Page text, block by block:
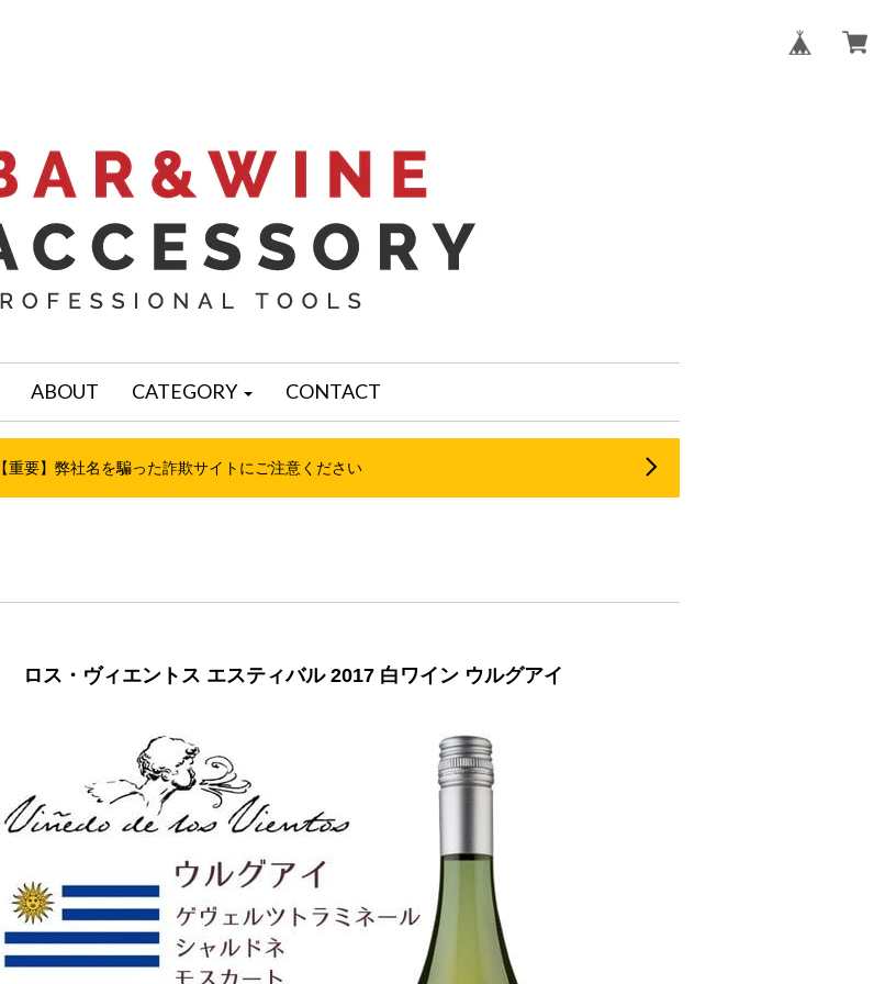
ABOUT CATEGORY CONTACT
【重要】弊社名を騙った詐欺サイトにご注意ください
ロス・ヴィエントス エスティバル 2017 白ワイン ウルグアイ